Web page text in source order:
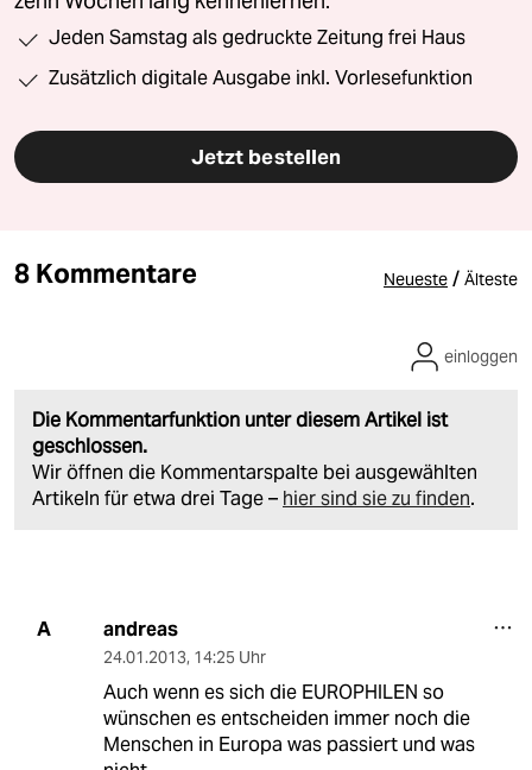
Jeden Samstag als gedruckte Zeitung frei Haus
Zusätzlich digitale Ausgabe inkl. Vorlesefunktion
Jetzt bestellen
8 Kommentare Neueste / Älteste
Die Kommentarfunktion unter diesem Artikel ist
geschlossen.
Wir öffnen die Kommentarspalte bei ausgewählten
Artikeln für etwa drei Tage – hier sind sie zu finden.
einloggen
A andreas
24.01.2013, 14:25 Uhr
Auch wenn es sich die EUROPHILEN so
wünschen es entscheiden immer noch die
Menschen in Europa was passiert und was